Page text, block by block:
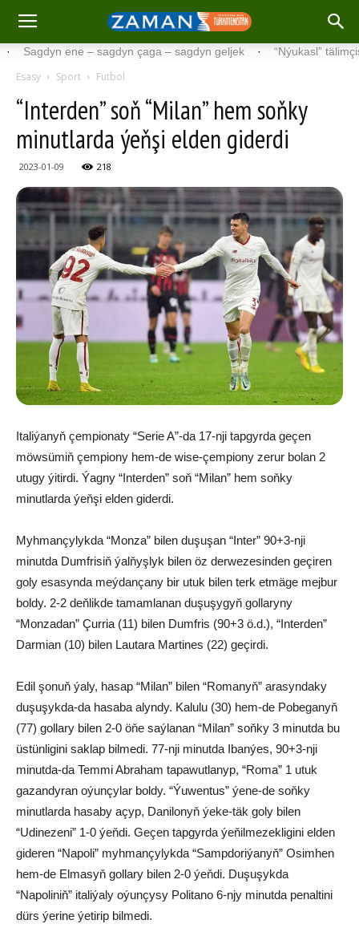
ene – sagdyn çaga – sagdyn geljek · “Nýukasl” tälimçisini
Esasy Sport Futbol
“Interden” soň “Milan” hem soňky
minutlarda ýeňşi elden giderdi
2023-01-09 218
Italiýanyň çempionaty “Serie A”-da 17-nji tapgyrda geçen
möwsümiň çempiony hem-de wise-çempiony zerur bolan 2
utugy ýitirdi. Ýagny “Interden” soň “Milan” hem soňky
minutlarda ýeňşi elden giderdi.
Myhmançylykda “Monza” bilen duşuşan “Inter” 90+3-nji
minutda Dumfrisiň ýalňyşlyk bilen öz derwezesinden geçiren
goly esasynda meýdançany bir utuk bilen terk etmäge mejbur
boldy. 2-2 deňlikde tamamlanan duşuşygyň gollaryny
“Monzadan” Çurria (11) bilen Dumfris (90+3 ö.d.), “Interden”
Darmian (10) bilen Lautara Martines (22) geçirdi.
Edil şonuň ýaly, hasap “Milan” bilen “Romanyň” arasyndaky
duşuşykda-da hasaba alyndy. Kalulu (30) hem-de Pobeganyň
(77) gollary bilen 2-0 öňe saýlanan “Milan” soňky 3 minutda bu
üstünligini saklap bilmedi. 77-nji minutda Ibanýes, 90+3-nji
minutda-da Temmi Abraham tapawutlanyp, “Roma” 1 utuk
gazandyran oýunçylar boldy. “Ýuwentus” ýene-de soňky
minutlarda hasaby açyp, Danilonyň ýeke-täk goly bilen
“Udinezeni” 1-0 ýeňdi. Geçen tapgyrda ýeňilmezekligini elden
gideren “Napoli” myhmançylykda “Sampdoriýanyň” Osimhen
hem-de Elmasyň gollary bilen 2-0 ýeňdi. Duşuşykda
“Napoliniň” italiýaly oýunçysy Politano 6-njy minutda penaltini
dürs ýerine ýetirip bilmedi.